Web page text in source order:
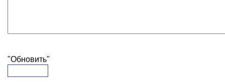
"Обновить"